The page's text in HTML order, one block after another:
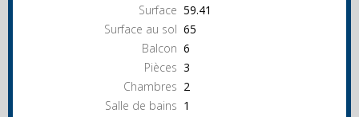
Surface 59.41
Surface au sol 65
Balcon 6
Pièces 3
Chambres 2
Salle de bains 1